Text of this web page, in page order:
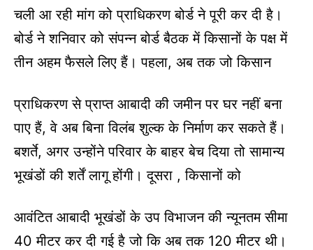
चली आ रही मांग को प्राधिकरण बोर्ड ने पूरी कर दी है।
बोर्ड ने शनिवार को संपन्न बोर्ड बैठक में किसानों के पक्ष में
तीन अहम फैसले लिए हैं। पहला, अब तक जो किसान
प्राधिकरण से प्राप्त आबादी की जमीन पर घर नहीं बना
पाए हैं, वे अब बिना विलंब शुल्क के निर्माण कर सकते हैं।
बशर्ते, अगर उन्होंने परिवार के बाहर बेच दिया तो सामान्य
भूखंडों की शर्तें लागू होंगी। दूसरा , किसानों को
आवंटित आबादी भूखंडों के उप विभाजन की न्यूनतम सीमा
40 मीटर कर दी गई है जो कि अब तक 120 मीटर थी।